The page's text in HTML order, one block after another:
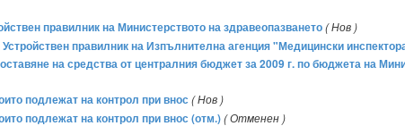
правилник на Министерството на здравеопазването( Нов )
правилник на Изпълнителна агенция "Медицински
на средства от централния бюджет за 2009 г. по бюджета на
подлежат на контрол при внос( Нов )
подлежат на контрол при внос (отм.)( Отменен )